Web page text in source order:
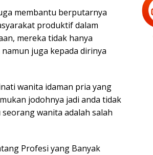
membantu berputarnya
produktif dalam
mereka tidak hanya
juga kepada dirinya
wanita idaman pria yang
jodohnya jadi anda tidak
wanita adalah salah
Profesi yang Banyak